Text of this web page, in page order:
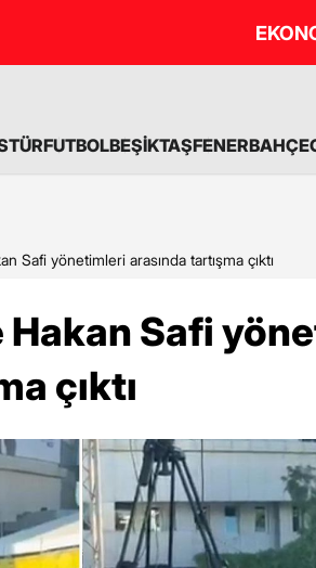
FUTBOLBEŞİKTAŞFENERBAHÇE
Safi yönetimleri arasında tartışma çıktı
Hakan Safi
çıktı